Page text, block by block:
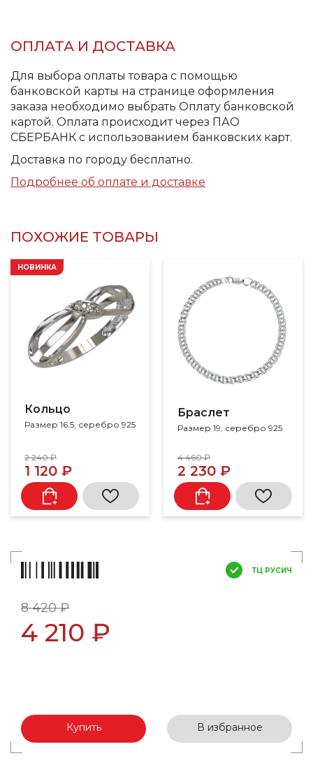
ОПЛАТА И ДОСТАВКА
Для выбора оплаты товара с помощью
банковской карты на странице оформления
заказа необходимо выбрать Оплату банковской
картой. Оплата происходит через ПАО
СБЕРБАНК с использованием банковских карт.
Доставка по городу бесплатно.
Подробнее об оплате и доставке
ПОХОЖИЕ ТОВАРЫ
Кольцо
Размер 16.5, серебро 925
НОВИНКА
2 240 ₽
1 120 ₽
Браслет
Размер 19, серебро 925
4 460 ₽
2 230 ₽
ТЦ РУСИЧ
8 420 ₽
4 210 ₽
Купить В избранное